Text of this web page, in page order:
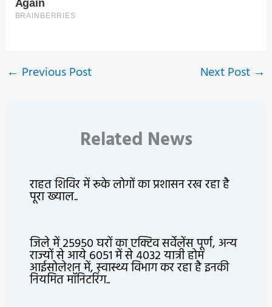
← Previous Post Next Post →
Related News
राहत शिविर में रूके लोगों का प्रशासन रख रहा है
पूरा ख्याल..
जिले में 25950 घरों का एक्टिव सर्वेलेंस पूर्ण, अन्य
राज्यों से आये 6051 में से 4032 यात्री होम
आईसोलेशन में, स्वास्थ्य विभाग कर रहा है इनकी
नियमित मॉनिटरिंग..